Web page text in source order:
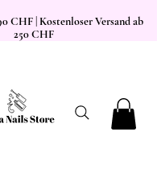
CHF | Kostenloser Versand ab
250 CHF